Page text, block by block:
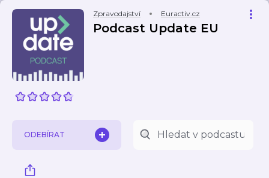
Zpravodajství Euractiv.cz
Podcast Update EU
ODEBÍRAT